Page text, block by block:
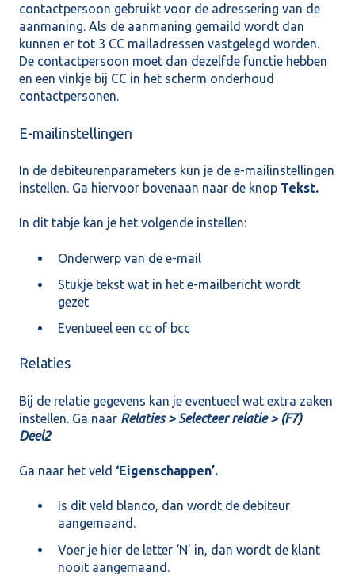
contactpersoon gebruikt voor de adressering van de
aanmaning. Als de aanmaning gemaild wordt dan
kunnen er tot 3 CC mailadressen vastgelegd worden.
De contactpersoon moet dan dezelfde functie hebben
en een vinkje bij CC in het scherm onderhoud
contactpersonen.
E-mailinstellingen
In de debiteurenparameters kun je de e-mailinstellingen
instellen. Ga hiervoor bovenaan naar de knop Tekst.
In dit tabje kan je het volgende instellen:
Onderwerp van de e-mail
Stukje tekst wat in het e-mailbericht wordt
gezet
Eventueel een cc of bcc
Relaties
Bij de relatie gegevens kan je eventueel wat extra zaken
instellen. Ga naar Relaties > Selecteer relatie > (F7)
Deel2
Ga naar het veld ‘Eigenschappen’.
Is dit veld blanco, dan wordt de debiteur
aangemaand.
Voer je hier de letter ‘N’ in, dan wordt de klant
nooit aangemaand.